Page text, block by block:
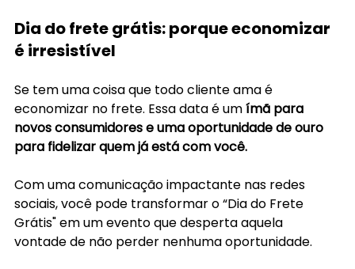
Dia do frete grátis: porque economizar
é irresistível
Se tem uma coisa que todo cliente ama é
economizar no frete. Essa data é um ímã para
novos consumidores e uma oportunidade de ouro
para fidelizar quem já está com você.
Com uma comunicação impactante nas redes
sociais, você pode transformar o “Dia do Frete
Grátis" em um evento que desperta aquela
vontade de não perder nenhuma oportunidade.